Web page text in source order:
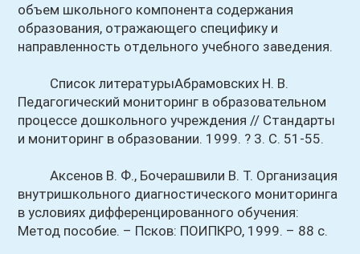
объем школьного компонента содержания
образования, отражающего специфику и
направленность отдельного учебного заведения.
Список литературыАбрамовских Н. В.
Педагогический мониторинг в образовательном
процессе дошкольного учреждения // Стандарты
и мониторинг в образовании. 1999. ? 3. С. 51-55.
Аксенов В. Ф., Бочерашвили В. Т. Организация
внутришкольного диагностического мониторинга
в условиях дифференцированного обучения:
Метод пособие. – Псков: ПОИПКРО, 1999. – 88 с.